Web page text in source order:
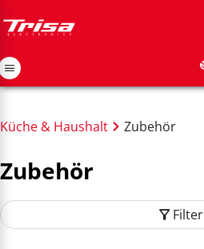
Küche & Haushalt Zubehör
Zubehör
Filter